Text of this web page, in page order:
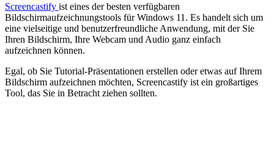
Screencastify ist eines der besten verfügbaren
Bildschirmaufzeichnungstools für Windows 11. Es handelt sich um
eine vielseitige und benutzerfreundliche Anwendung, mit der Sie
Ihren Bildschirm, Ihre Webcam und Audio ganz einfach
aufzeichnen können.
Egal, ob Sie Tutorial-Präsentationen erstellen oder etwas auf Ihrem
Bildschirm aufzeichnen möchten, Screencastify ist ein großartiges
Tool, das Sie in Betracht ziehen sollten.